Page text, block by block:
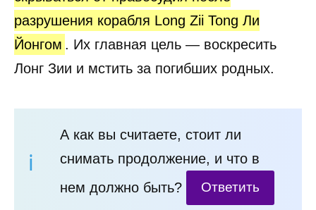
разрушения корабля Long Zii Tong Ли
Йонгом . Их главная цель — воскресить
Лонг Зии и мстить за погибших родных.
А как вы считаете, стоит ли
снимать продолжение, и что в
нем должно быть?
Ответить